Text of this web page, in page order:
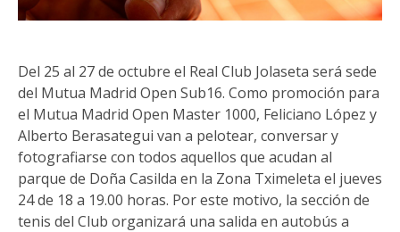
Del 25 al 27 de octubre el Real Club Jolaseta será sede
del Mutua Madrid Open Sub16. Como promoción para
el Mutua Madrid Open Master 1000, Feliciano López y
Alberto Berasategui van a pelotear, conversar y
fotografiarse con todos aquellos que acudan al
parque de Doña Casilda en la Zona Tximeleta el jueves
24 de 18 a 19.00 horas. Por este motivo, la sección de
tenis del Club organizará una salida en autobús a